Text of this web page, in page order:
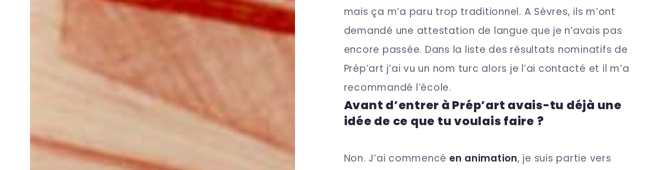
mais ça m’a paru trop traditionnel. A Sèvres, ils m’ont
demandé une attestation de langue que je n’avais pas
encore passée. Dans la liste des résultats nominatifs de
Prép’art j’ai vu un nom turc alors je l’ai contacté et il m’a
recommandé l’école.
Avant d’entrer à Prép’art avais-tu déjà une
idée de ce que tu voulais faire ?
Non. J’ai commencé en animation, je suis partie vers